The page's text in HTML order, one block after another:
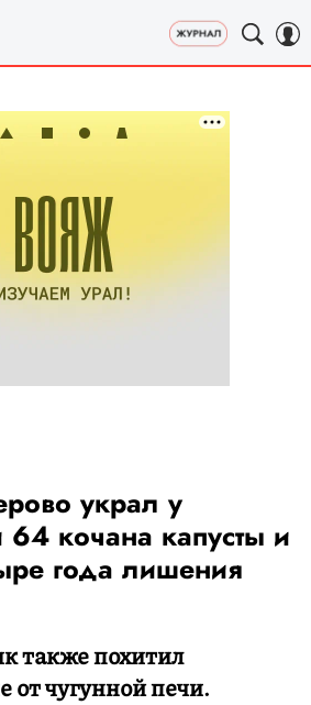
украл у
64 кочана капусты и
года лишения
также похитил
чугунной печи.